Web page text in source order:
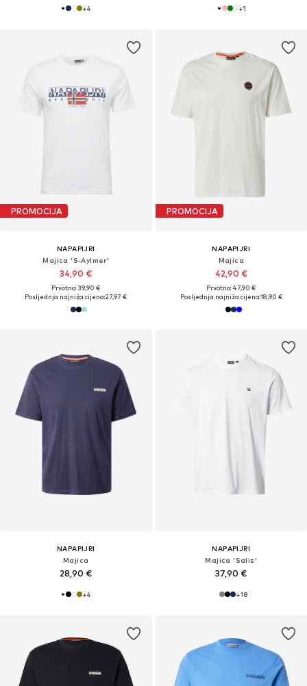
+4 +1
PROMOCIJA
NAPAPIJRI
Majica 'S-Aylmer'
34,90 €
Prvotno: 39,90 €
Posljednja najniža cijena:27,97 €
PROMOCIJA
NAPAPIJRI
Majica
42,90 €
Prvotno: 47,90 €
Posljednja najniža cijena:18,90 €
NAPAPIJRI
Majica
28,90 €
+4
NAPAPIJRI
Majica 'Salis'
37,90 €
+18